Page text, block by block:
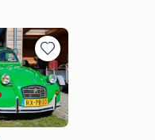
Bewaren
in
Mijn
Favorieten